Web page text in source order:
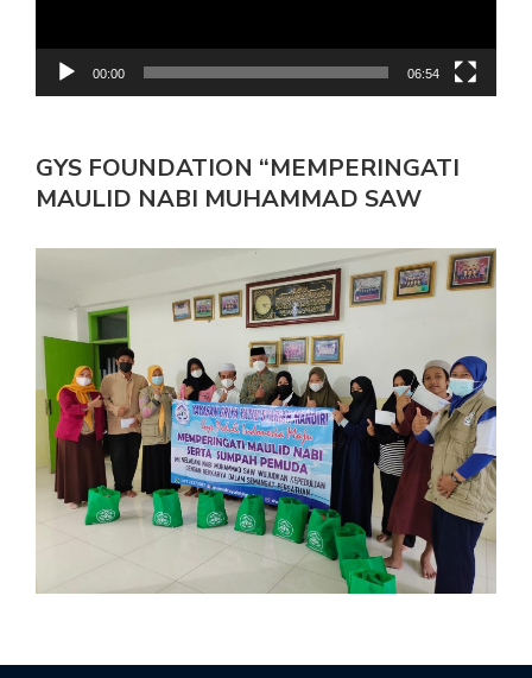
00:00 06:54
GYS FOUNDATION “MEMPERINGATI
MAULID NABI MUHAMMAD SAW